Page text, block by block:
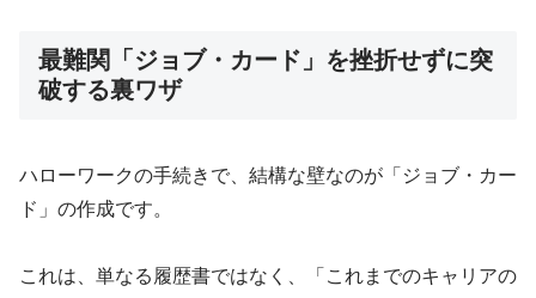
最難関「ジョブ・カード」を挫折せずに突
破する裏ワザ
ハローワークの手続きで、結構な壁なのが「ジョブ・カー
ド」の作成です。
これは、単なる履歴書ではなく、「これまでのキャリアの